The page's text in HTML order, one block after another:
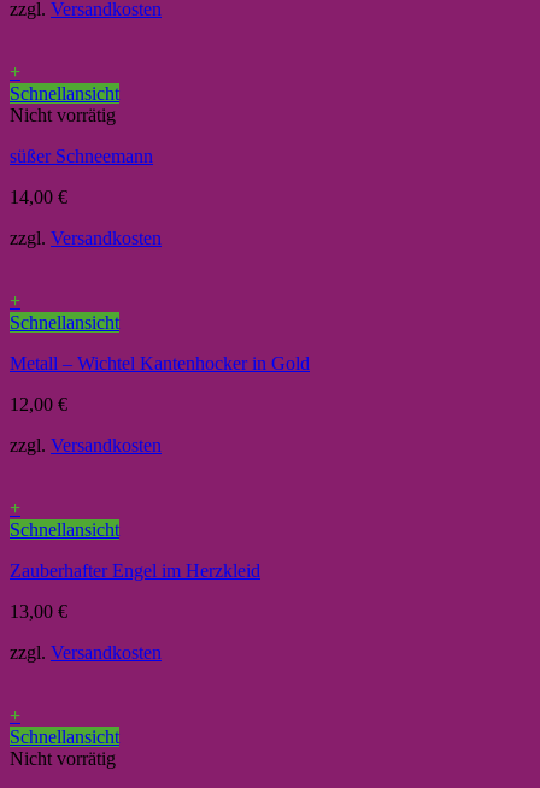
zzgl. Versandkosten
+
Schnellansicht
Nicht vorrätig
süßer Schneemann
14,00 €
zzgl. Versandkosten
+
Schnellansicht
Metall – Wichtel Kantenhocker in Gold
12,00 €
zzgl. Versandkosten
+
Schnellansicht
Zauberhafter Engel im Herzkleid
13,00 €
zzgl. Versandkosten
+
Schnellansicht
Nicht vorrätig